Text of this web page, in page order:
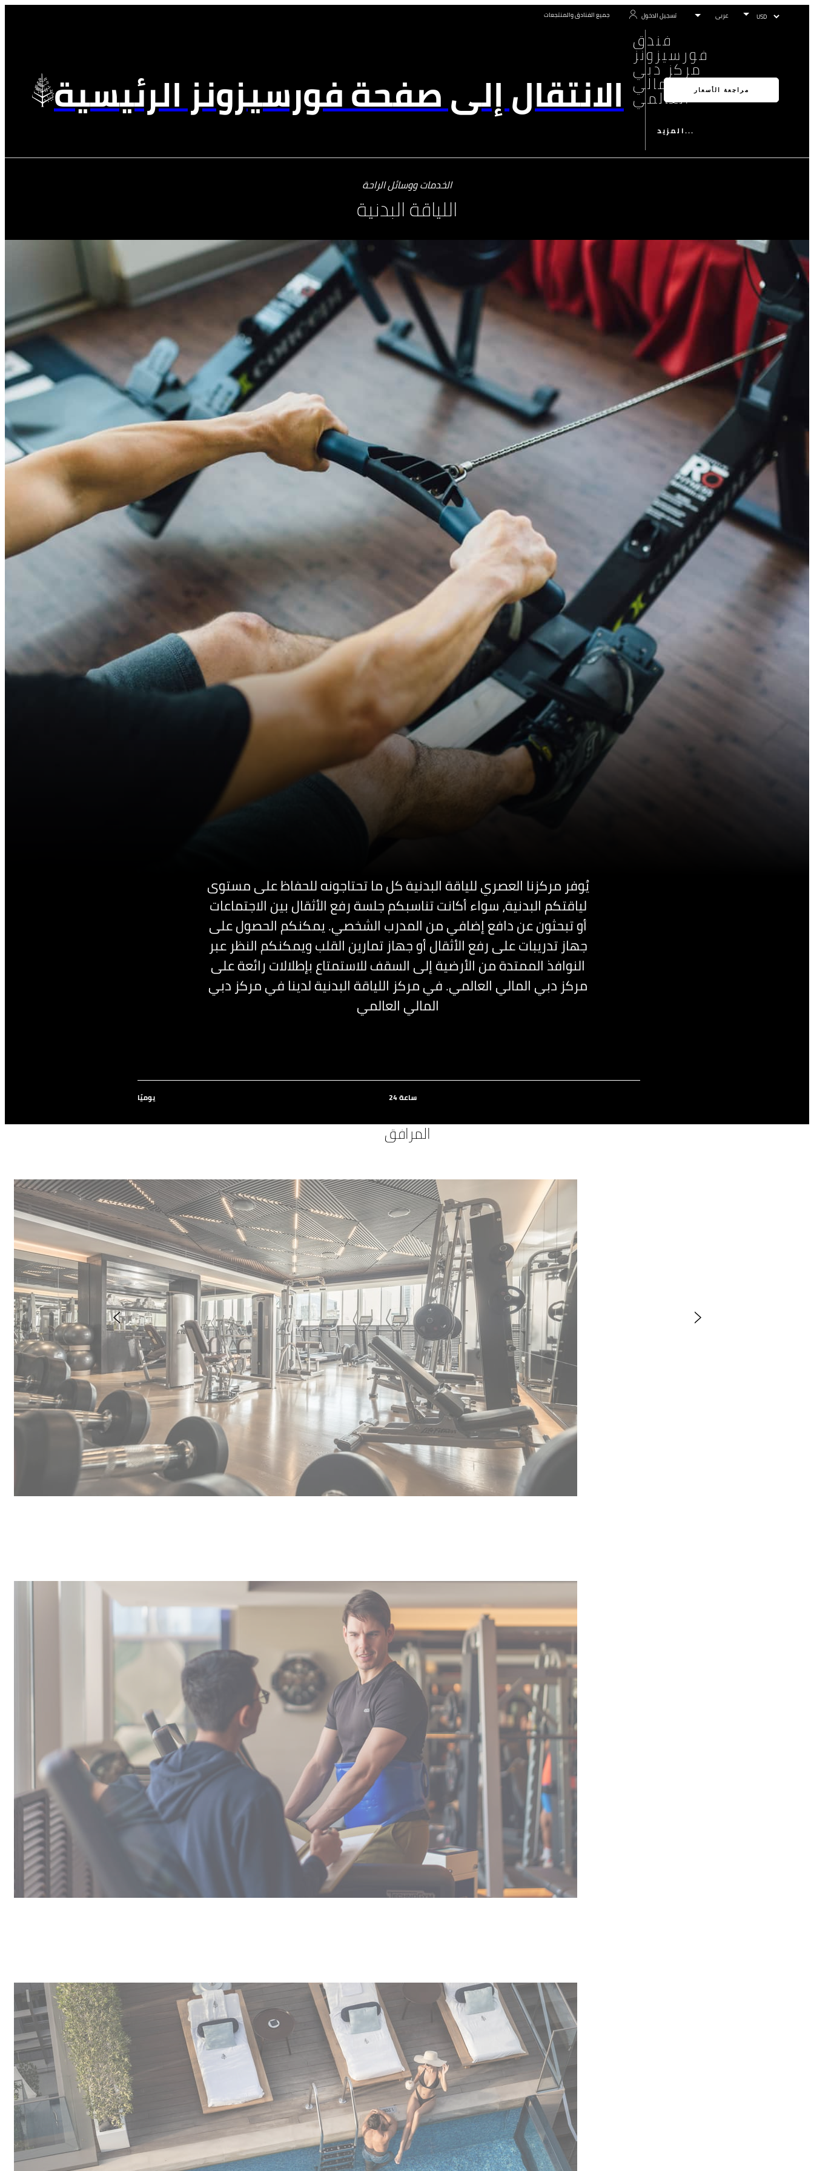
جميع الفنادق والمنتجعات تسجيل الدخول
الانتقال إلى صفحة فورسيزونز الرئيسية
فندق
فورسيزونز
مركز دبي
المالي
العالمي
المزيد...
مراجعة الأسعار
الخدمات ووسائل الراحة
اللياقة البدنية
يُوفر مركزنا العصري للياقة البدنية كل ما تحتاجونه للحفاظ على مستوى
لياقتكم البدنية، سواء أكانت تناسبكم جلسة رفع الأثقال بين الاجتماعات
أو تبحثون عن دافع إضافي من المدرب الشخصي. يمكنكم الحصول على
جهاز تدريبات على رفع الأثقال أو جهاز تمارين القلب ويمكنكم النظر عبر
النوافذ الممتدة من الأرضية إلى السقف للاستمتاع بإطلالات رائعة على
مركز دبي المالي العالمي. في مركز اللياقة البدنية لدينا في مركز دبي
المالي العالمي
يوميًا 24 ساعة
المرافق